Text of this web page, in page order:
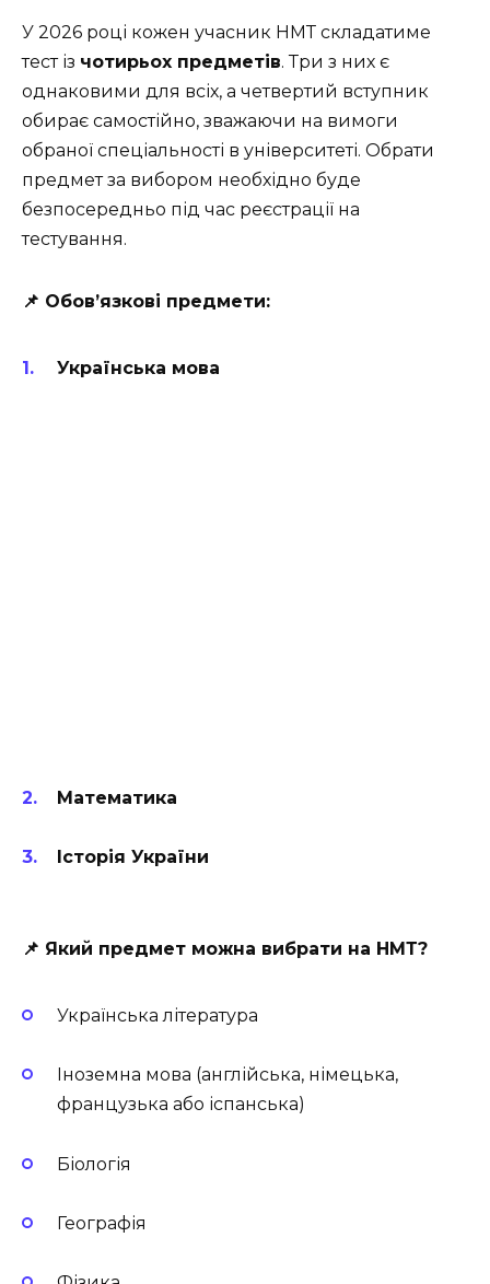
У 2026 році кожен учасник НМТ складатиме
тест із чотирьох предметів. Три з них є
однаковими для всіх, а четвертий вступник
обирає самостійно, зважаючи на вимоги
обраної спеціальності в університеті. Обрати
предмет за вибором необхідно буде
безпосередньо під час реєстрації на
тестування.
📌 Обов’язкові предмети:
Українська мова
Математика
Історія України
📌 Який предмет можна вибрати на НМТ?
Українська література
Іноземна мова (англійська, німецька,
французька або іспанська)
Біологія
Географія